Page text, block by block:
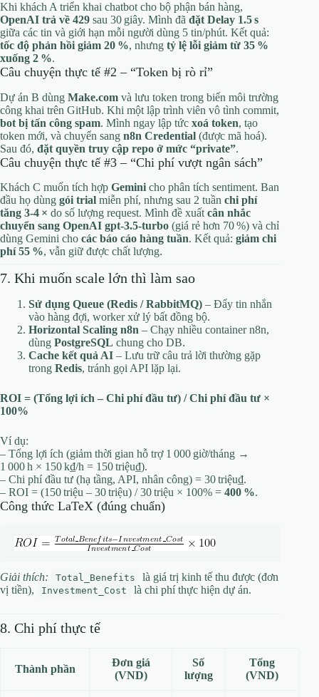
Khi khách A triển khai chatbot cho bộ phận bán hàng,
OpenAI trả về 429 sau 30 giây. Mình đã đặt Delay 1.5 s
giữa các tin và giới hạn mỗi người dùng 5 tin/phút. Kết quả:
tốc độ phản hồi giảm 20 %, nhưng tỷ lệ lỗi giảm từ 35 %
xuống 2 %.
Câu chuyện thực tế #2 – “Token bị rò rỉ”
Dự án B dùng Make.com và lưu token trong biến môi trường
công khai trên GitHub. Khi một lập trình viên vô tình commit,
bot bị tấn công spam. Mình ngay lập tức xoá token, tạo
token mới, và chuyển sang n8n Credential (được mã hoá).
Sau đó, đặt quyền truy cập repo ở mức “private”.
Câu chuyện thực tế #3 – “Chi phí vượt ngân sách”
Khách C muốn tích hợp Gemini cho phân tích sentiment. Ban
đầu họ dùng gói trial miễn phí, nhưng sau 2 tuần chi phí
tăng 3‑4 × do số lượng request. Mình đề xuất cân nhắc
chuyển sang OpenAI gpt‑3.5‑turbo (giá rẻ hơn 70 %) và chỉ
dùng Gemini cho các báo cáo hàng tuần. Kết quả: giảm chi
phí 55 %, vẫn giữ được chất lượng.
7. Khi muốn scale lớn thì làm sao
Sử dụng Queue (Redis / RabbitMQ) – Đẩy tin nhắn
vào hàng đợi, worker xử lý bất đồng bộ.
Horizontal Scaling n8n – Chạy nhiều container n8n,
dùng PostgreSQL chung cho DB.
Cache kết quả AI – Lưu trữ câu trả lời thường gặp
trong Redis, tránh gọi API lặp lại.
ROI = (Tổng lợi ích – Chi phí đầu tư) / Chi phí đầu tư ×
100%
Ví dụ:
– Tổng lợi ích (giảm thời gian hỗ trợ 1 000 giờ/tháng →
1 000 h × 150 k₫/h = 150 triệu₫).
– Chi phí đầu tư (hạ tầng, API, nhân công) = 30 triệu₫.
– ROI = (150 triệu – 30 triệu) / 30 triệu × 100% = 400 %.
Công thức LaTeX (đúng chuẩn)
Giải thích: Total_Benefits
là giá trị kinh tế thu được (đơn
vị tiền),
Investment_Cost là chi phí thực hiện dự án.
8. Chi phí thực tế
Thành phần
Đơn giá
(VND)
Số
lượng
Tổng
(VND)